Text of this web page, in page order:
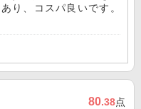
り、コスパ良いです。
80.38点